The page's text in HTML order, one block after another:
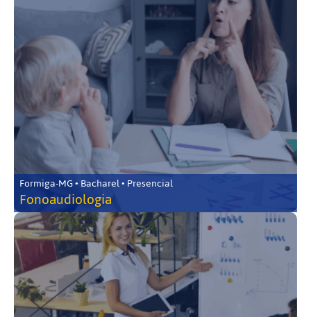
Formiga-MG • Bacharel • Presencial
Fonoaudiologia